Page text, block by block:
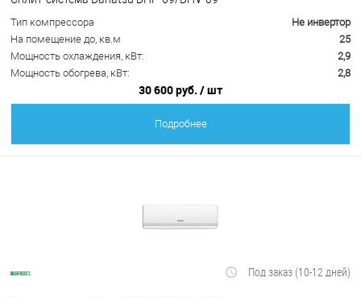
Тип компрессора
Не инвертор
На помещение до, кв.м
25
Мощность охлаждения, кВт:
2,9
Мощность обогрева, кВт:
2,8
30 600 руб. / шт
Подробнее
Под заказ (10-12 дней)